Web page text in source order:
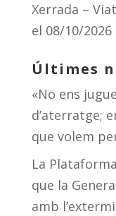
Xerrada –
el 08/10/2026
Últimes
«No ens
d’aterratge;
que volem
La
que la
amb